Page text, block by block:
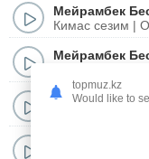
Мейрамбек
Кимас сезим |
Мейрамбек
Мейрамбек
topmuz.kz
Would like to